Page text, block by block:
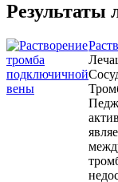
Результаты